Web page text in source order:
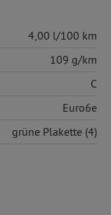
4,00 l/100 km
109 g/km
C
Euro6e
grüne Plakette (4)